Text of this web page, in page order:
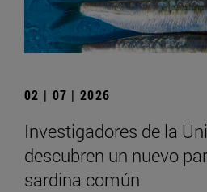
02 | 07 | 2026
Investigadores de la
descubren un nuevo
sardina común